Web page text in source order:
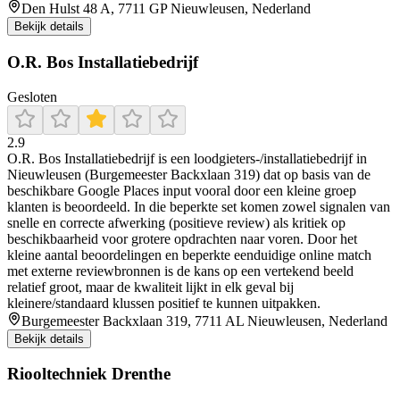
Den Hulst 48 A, 7711 GP Nieuwleusen, Nederland
Bekijk details
O.R. Bos Installatiebedrijf
Gesloten
2.9
O.R. Bos Installatiebedrijf is een loodgieters-/installatiebedrijf in
Nieuwleusen (Burgemeester Backxlaan 319) dat op basis van de
beschikbare Google Places input vooral door een kleine groep
klanten is beoordeeld. In die beperkte set komen zowel signalen van
snelle en correcte afwerking (positieve review) als kritiek op
beschikbaarheid voor grotere opdrachten naar voren. Door het
kleine aantal beoordelingen en beperkte eenduidige online match
met externe reviewbronnen is de kans op een vertekend beeld
relatief groot, maar de kwaliteit lijkt in elk geval bij
kleinere/standaard klussen positief te kunnen uitpakken.
Burgemeester Backxlaan 319, 7711 AL Nieuwleusen, Nederland
Bekijk details
Riooltechniek Drenthe